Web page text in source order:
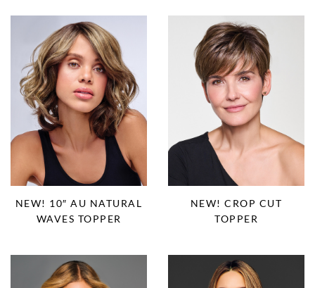
NEW! 10″ AU NATURAL
WAVES TOPPER
NEW! CROP CUT
TOPPER